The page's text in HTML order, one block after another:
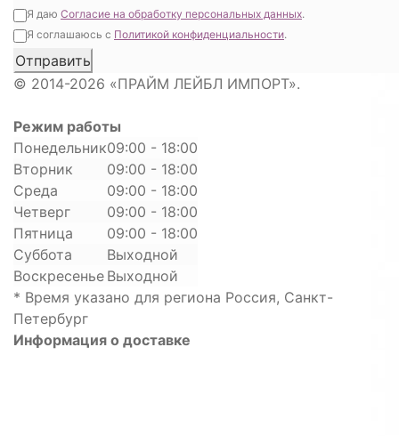
Я даю Согласие на обработку персональных данных.
Я соглашаюсь с Политикой конфиденциальности.
© 2014-2026 «ПРАЙМ ЛЕЙБЛ ИМПОРТ».
Режим работы
Понедельник09:00 - 18:00
Вторник
09:00 - 18:00
Среда
09:00 - 18:00
Четверг
09:00 - 18:00
Пятница
09:00 - 18:00
Суббота
Выходной
Воскресенье Выходной
* Время указано для региона Россия, Санкт-
Петербург
Информация о доставке